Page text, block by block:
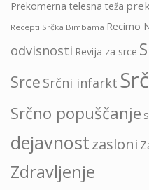
Prekomerna telesna teža
Recepti Srčka Bimbama Recimo
odvisnosti Revija za srce
Srce Srčni infarkt
Srčno popuščanje
dejavnostzasloni
Zdravljenje